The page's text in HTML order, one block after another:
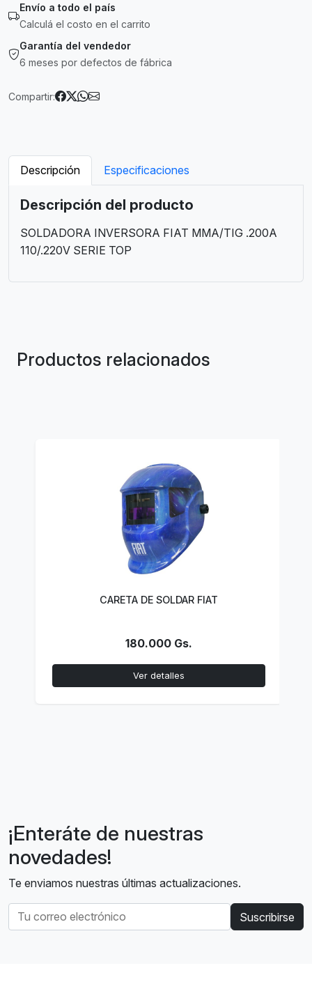
Envío a todo el país
Calculá el costo en el carrito
Garantía del vendedor
6 meses por defectos de fábrica
Compartir:
Descripción Especificaciones
Descripción del producto
SOLDADORA INVERSORA FIAT MMA/TIG .200A
110/.220V SERIE TOP
Productos relacionados
CARETA DE SOLDAR FIAT
180.000 Gs.
Ver detalles
¡Enteráte de nuestras
novedades!
Te enviamos nuestras últimas actualizaciones.
Suscribirse